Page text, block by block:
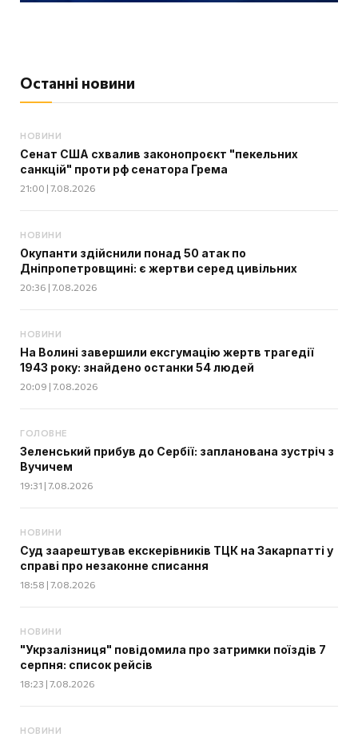
Останні новини
НОВИНИ
Сенат США схвалив законопроєкт "пекельних
санкцій" проти рф сенатора Грема
21:00 | 7.08.2026
НОВИНИ
Окупанти здійснили понад 50 атак по
Дніпропетровщині: є жертви серед цивільних
20:36 | 7.08.2026
НОВИНИ
На Волині завершили ексгумацію жертв трагедії
1943 року: знайдено останки 54 людей
20:09 | 7.08.2026
ГОЛОВНЕ
Зеленський прибув до Сербії: запланована зустріч з
Вучичем
19:31 | 7.08.2026
НОВИНИ
Суд заарештував екскерівників ТЦК на Закарпатті у
справі про незаконне списання
18:58 | 7.08.2026
НОВИНИ
"Укрзалізниця" повідомила про затримки поїздів 7
серпня: список рейсів
18:23 | 7.08.2026
НОВИНИ